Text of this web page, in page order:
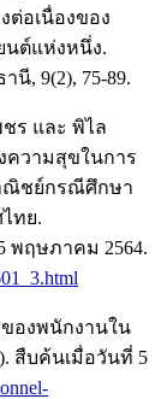
ต่อเนื่องของ
ต์แห่งหนึ่ง.
, 9(2), 75-89.
ร และ พิไล
ความสุขในการ
ณิชย์กรณีศึกษา
ทย.
พฤษภาคม 2564.
องพนักงานใน
สืบค้นเมื่อวันที่ 5